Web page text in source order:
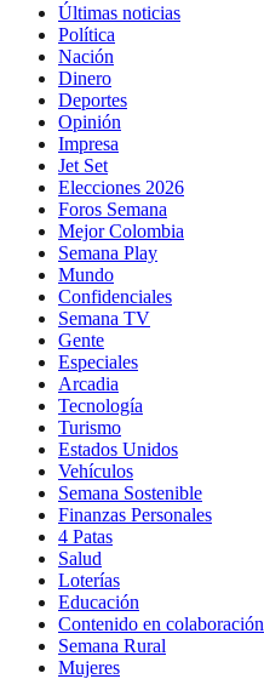
Últimas noticias
Política
Nación
Dinero
Deportes
Opinión
Impresa
Jet Set
Elecciones 2026
Foros Semana
Mejor Colombia
Semana Play
Mundo
Confidenciales
Semana TV
Gente
Especiales
Arcadia
Tecnología
Turismo
Estados Unidos
Vehículos
Semana Sostenible
Finanzas Personales
4 Patas
Salud
Loterías
Educación
Contenido en colaboración
Semana Rural
Mujeres